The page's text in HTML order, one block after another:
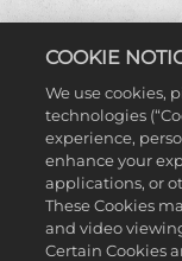
WWE 2K24에서
리까지 오르
COOKIE
We use cookies,
technologies
experience,
enhance your
applications, or
These Cookies
and video
Certain Cookies